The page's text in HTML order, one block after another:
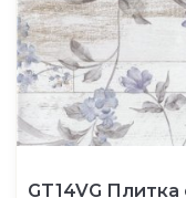
GT14VG